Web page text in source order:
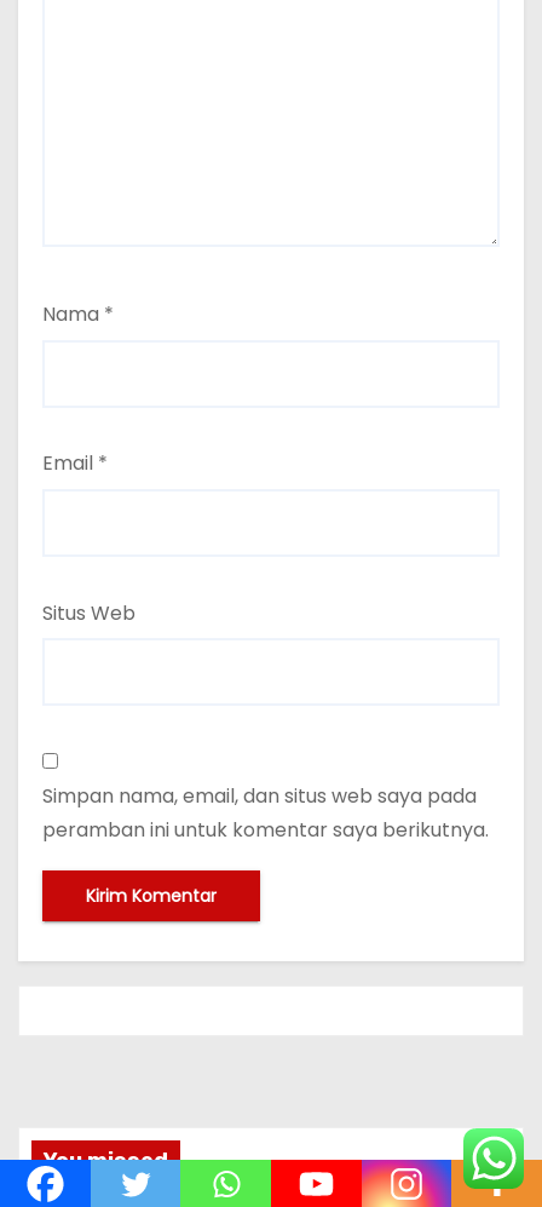
Nama *
Email *
Situs Web
Simpan nama, email, dan situs web saya pada
peramban ini untuk komentar saya berikutnya.
You missed